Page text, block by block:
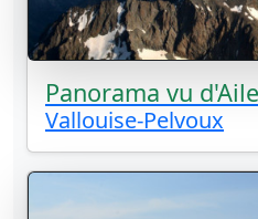
Panorama vu
Vallouise-Pelvoux